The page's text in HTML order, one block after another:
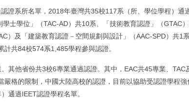
證系所名單，2018年臺灣共35校117系（所、學位學程）通
士學位」（TAC-AD）共10系、「技術教育認證」（GTAC
）及「建築教育認證－空間規劃與設計」（AAC-SPD）共1
共84校574系1,485學程參與認證。
其他省份共3校6專業通過認證。其中，EAC共45專業、
格的限制，中國大陸高校的認證，目前以協助受認證學程
通過IEET認證學程名單。